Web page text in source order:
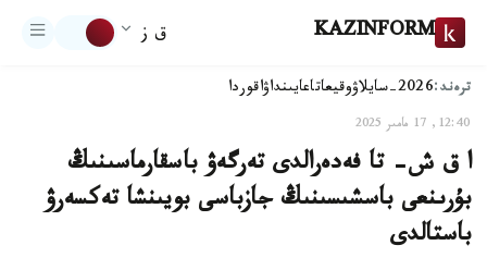
KAZINFORM ق ز
ترەند:2026-سايلاۋ وقيعاتاعايىنداۋاقوردا
12:40, 17 مامىر 2025
ا ق ش- تا فەدەرالدى تەرگەۋ باسقارماسىنىڭ
بۇرىنعى باسشىسىنىڭ جازباسى بويىنشا تەكسەرۋ
باستالدى